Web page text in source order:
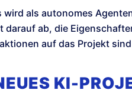
wird als autonomes
darauf ab, die
auf das Projekt
KI-